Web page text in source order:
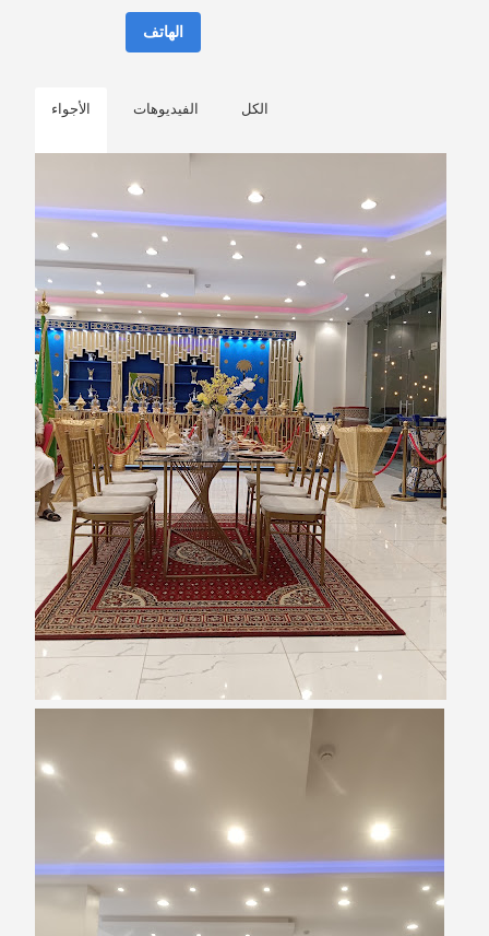
الهاتف
الأجواء الفيديوهات الكل